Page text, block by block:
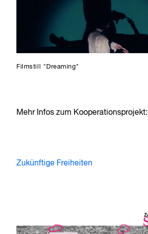
Filmstill "Dreaming"
Mehr Infos zum Kooperationsprojekt:
Zukünftige Freiheiten